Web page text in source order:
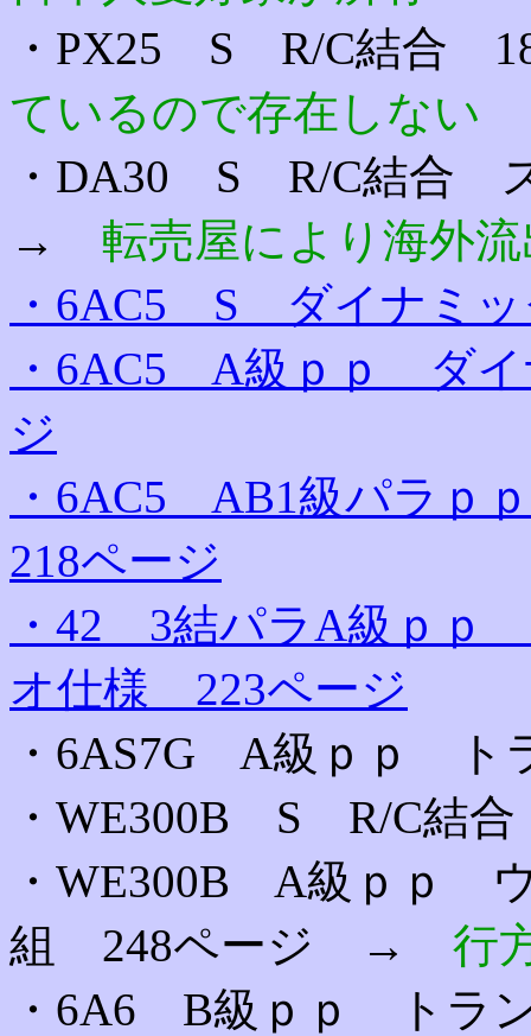
・PX25 S R/C結合
ているので存在しない
・DA30 S R/C結合
→ 転売屋により海外
・6AC5 S ダイナミ
・6AC5 A級ｐｐ ダ
ジ
・6AC5 AB1級パラ
218ページ
・42 3結パラA級ｐ
オ仕様 223ページ
・6AS7G A級ｐｐ ト
・WE300B S R/C結
・WE300B A級ｐｐ
組 248ページ → 行
・6A6 B級ｐｐ トラ